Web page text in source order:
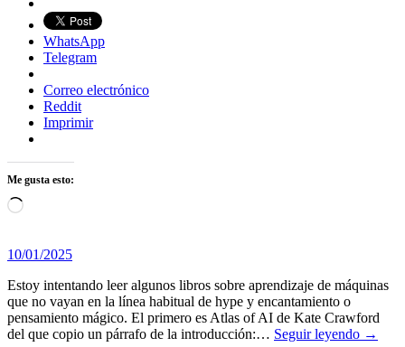
WhatsApp
Telegram
Correo electrónico
Reddit
Imprimir
Me gusta esto:
Cargando...
10/01/2025
Estoy intentando leer algunos libros sobre aprendizaje de máquinas
que no vayan en la línea habitual de hype y encantamiento o
pensamiento mágico. El primero es Atlas of AI de Kate Crawford
del que copio un párrafo de la introducción:… Seguir leyendo →